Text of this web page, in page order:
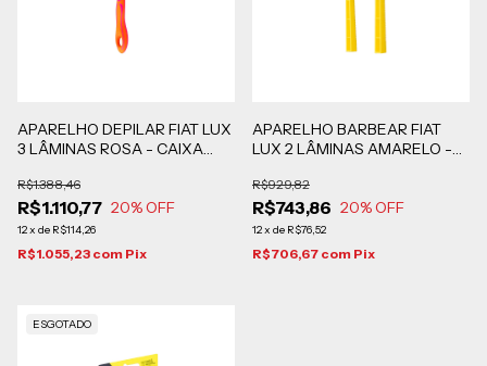
APARELHO DEPILAR FIAT LUX
3 LÂMINAS ROSA - CAIXA
R$1.110,77
R$1.388,46
20% OFF
12x de R$114,26
R$1.055,23 com Pix
APARELHO BARBEAR FIAT
LUX 2 LÂMINAS AMARELO -
R$743,86
R$929,82
20% OFF
12x de R$76,52
R$706,67 com Pix
ESGOTADO